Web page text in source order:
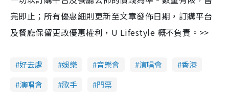
完即止；所有優惠細則更新至文章發佈日期，訂購平台
及餐廳保留更改優惠權利，U Lifestyle 概不負責。>>
好去處 娛樂 音樂會 演唱會
香港
演唱會
歌手 門票